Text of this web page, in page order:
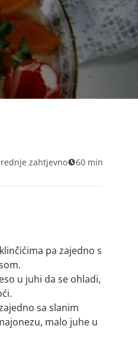
zahtjevno 60 min
pa zajedno s
u juhi da se ohladi,
sa slanim
malo juhe u